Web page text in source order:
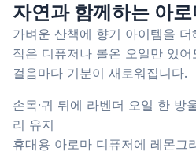
자연과 함께하는 아로
가벼운 산책에 향기 아이템을 더
작은 디퓨저나 롤온 오일만 있어
걸음마다 기분이 새로워집니다.
손목·귀 뒤에 라벤더 오일 한
리 유지
휴대용 아로마 디퓨저에 레몬